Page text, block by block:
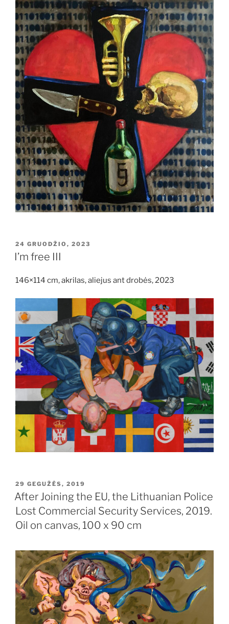
PASKELBTA
24 GRUODŽIO, 2023
I’m free III
146×114 cm, akrilas, aliejus ant drobės, 2023
PASKELBTA
29 GEGUŽĖS, 2019
After Joining the EU, the Lithuanian Police
Lost Commercial Security Services, 2019.
Oil on canvas, 100 x 90 cm